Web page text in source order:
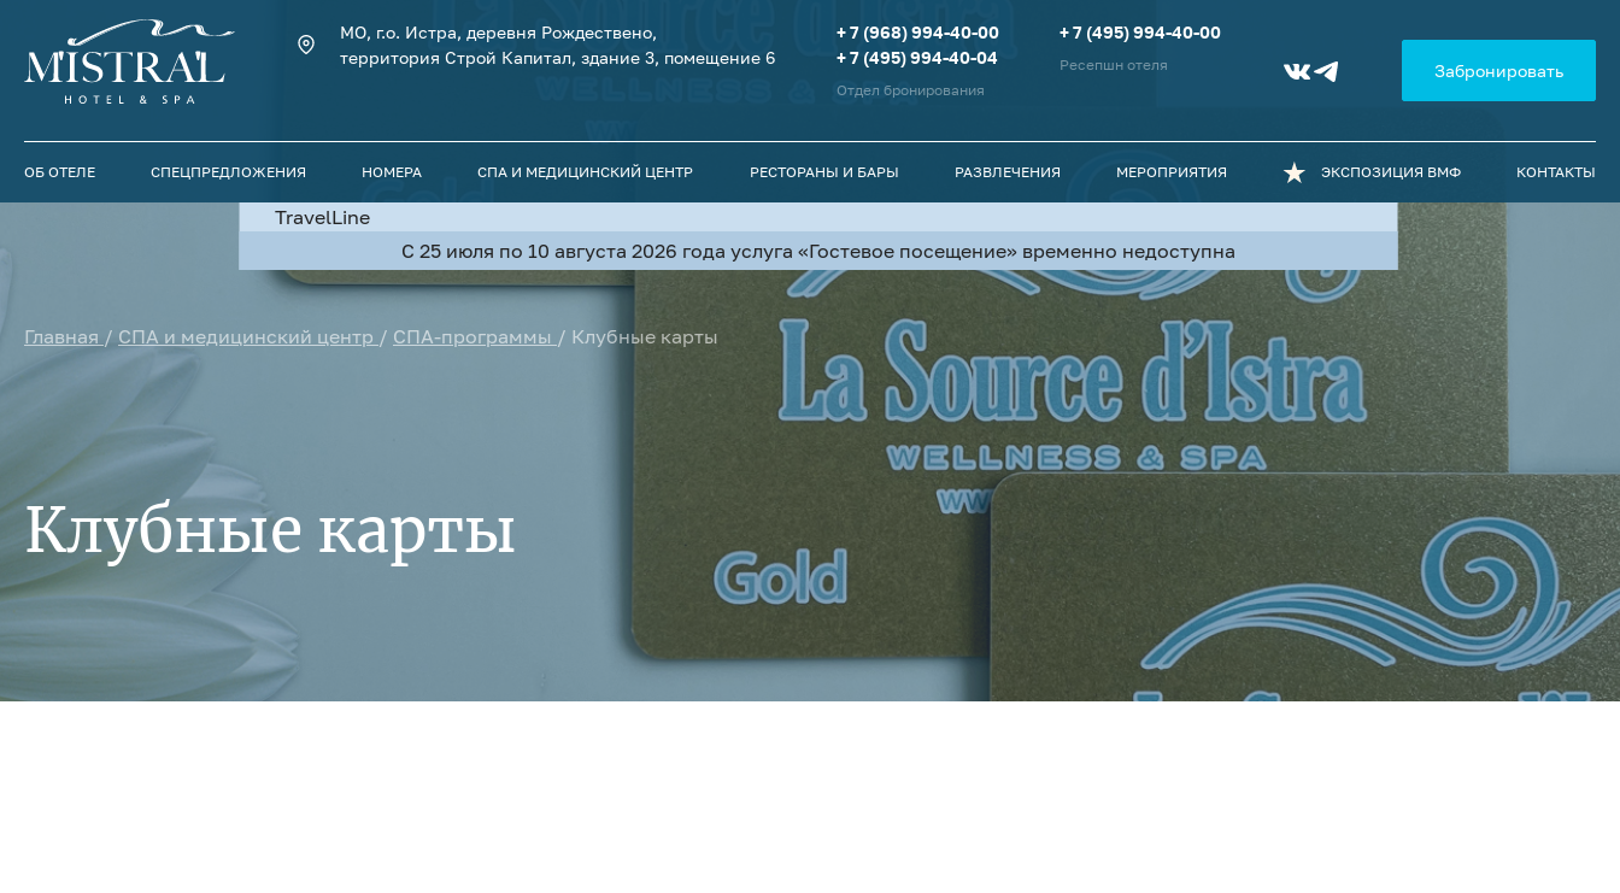
МО, г.о. Истра, деревня Рождествено,
территория Строй Капитал, здание 3, помещение 6
Отдел бронирования
+ 7 (968) 994-40-00
+ 7 (495) 994-40-04
Ресепшн отеля
+ 7 (495) 994-40-00
Забронировать
ОБ ОТЕЛЕ СПЕЦПРЕДЛОЖЕНИЯ НОМЕРА СПА И МЕДИЦИНСКИЙ ЦЕНТР РЕСТОРАНЫ И БАРЫ РАЗВЛЕЧЕНИЯ МЕРОПРИЯТИЯ ЭКСПОЗИЦИЯ ВМФ КОНТАКТЫ
TravelLine
С 25 июля по 10 августа 2026 года услуга «Гостевое посещение» временно недоступна
Главная / СПА и медицинский центр / СПА-программы / Клубные карты
Клубные карты